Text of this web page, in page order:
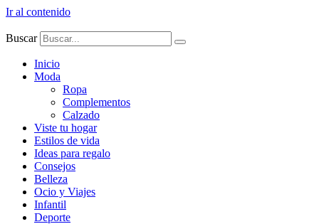
Ir al contenido
Buscar
Inicio
Moda
Ropa
Complementos
Calzado
Viste tu hogar
Estilos de vida
Ideas para regalo
Consejos
Belleza
Ocio y Viajes
Infantil
Deporte